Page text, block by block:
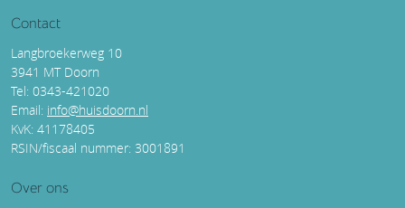
Contact
Langbroekerweg 10
3941 MT Doorn
Tel: 0343-421020
Email: info@huisdoorn.nl
KvK: 41178405
RSIN/fiscaal nummer: 3001891
Over ons